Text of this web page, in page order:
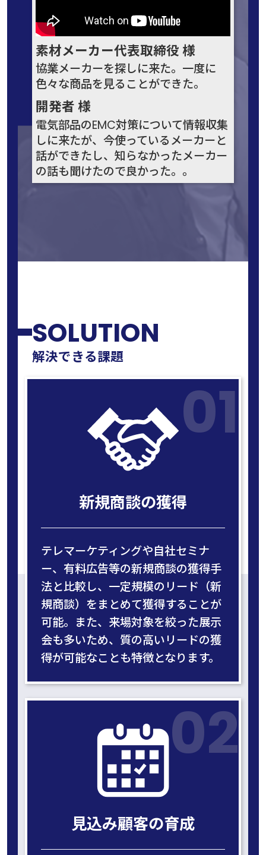
素材メーカー代表取締役 様
協業メーカーを探しに来た。一度に
色々な商品を見ることができた。
開発者 様
電気部品のEMC対策について情報収集
しに来たが、今使っているメーカーと
話ができたし、知らなかったメーカー
の話も聞けたので良かった。。
SOLUTION
解決できる課題
01
新規商談の獲得
テレマーケティングや自社セミナ
ー、有料広告等の新規商談の獲得手
法と比較し、一定規模のリード（新
規商談）をまとめて獲得することが
可能。また、来場対象を絞った展示
会も多いため、質の高いリードの獲
得が可能なことも特徴となります。
02
見込み顧客の育成